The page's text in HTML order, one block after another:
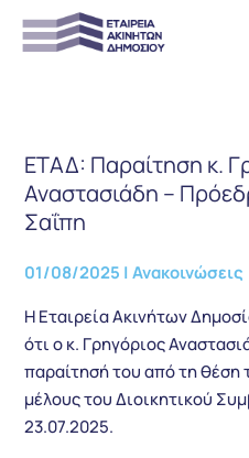
ΕΤΑΔ: Παραίτηση κ.
Αναστασιάδη –
Σαΐπη
01/08/2025 |Ανακοινώσεις
Η Εταιρεία Ακινήτων
ότι ο κ. Γρηγόριος
παραίτησή του από τη θέση
μέλους του Διοικητικού
23.07.2025.